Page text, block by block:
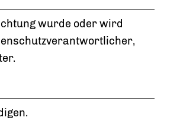
wurde oder wird
.